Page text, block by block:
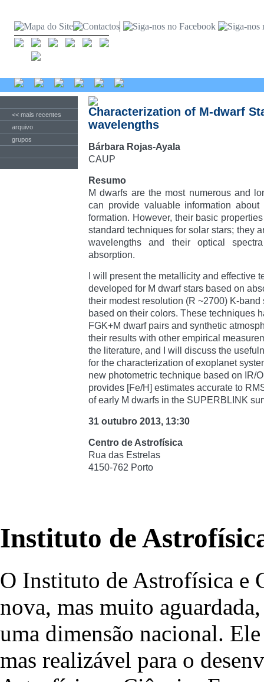
<< mais recentes
arquivo
grupos
Characterization of M-dwarf
wavelengths
Bárbara Rojas-Ayala
CAUP
Resumo
M dwarfs are the most numerous and
can provide valuable information
formation. However, their basic
standard techniques for solar stars; they
wavelengths and their optical
absorption.
I will present the metallicity and effective
developed for M dwarf stars based on
their modest resolution (R ~2700) K-band
based on their colors. These techniques
FGK+M dwarf pairs and synthetic
their results with other empirical
the literature, and I will discuss the
for the characterization of exoplanet
new photometric technique based on IR/
provides [Fe/H] estimates accurate to
of early M dwarfs in the SUPERBLINK
31 outubro 2013, 13:30
Centro de Astrofísica
Rua das Estrelas
4150-762 Porto
Instituto de
O Instituto de Astrofísica e
nova, mas muito
uma dimensão nacional.
mas realizável para o